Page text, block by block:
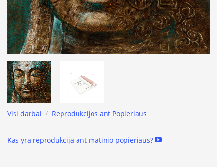
Visi darbai / Reprodukcijos ant Popieriaus
Kas yra reprodukcija ant matinio popieriaus?